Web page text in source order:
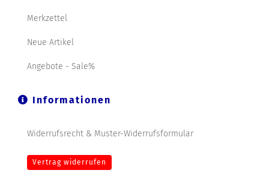
Merkzettel
Neue Artikel
Angebote - Sale%
Informationen
Widerrufsrecht & Muster-Widerrufsformular
Vertrag widerrufen